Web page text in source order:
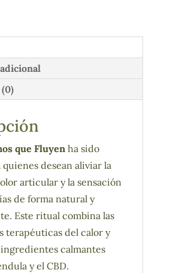
que Fluyenha sido
desean aliviar la
articular y la sensación
de forma natural y
Este ritual combina las
terapéuticas del calor y
calmantes
y el CBD.